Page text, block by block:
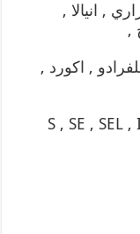
, انيالا ,
,
, اكورد ,
S , SE , SEL